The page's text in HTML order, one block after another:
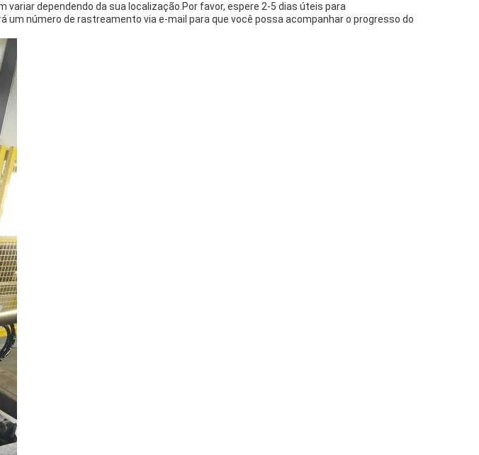
dependendo da sua localização.Por favor, espere 2-5 dias úteis para
número de rastreamento via e-mail para que você possa acompanhar o progresso do